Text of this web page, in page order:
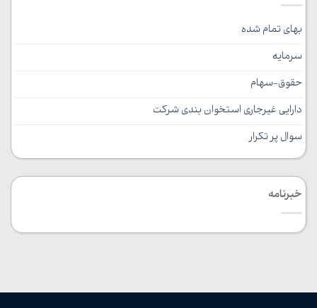
بهای تمام شده
سرمایه
حقوق-سهام
دارایی غیرجاری استخوان بندی شرکت
سوال پر تکرار
خبرنامه